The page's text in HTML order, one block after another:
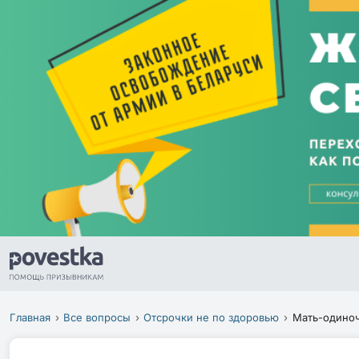
Главная Все вопросы Отсрочки не по здоровью Мать-